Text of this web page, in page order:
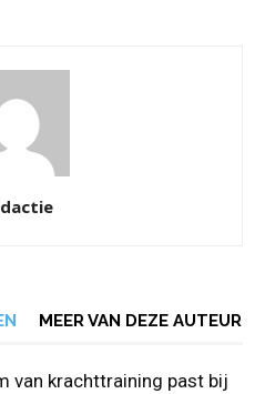
MEER VAN DEZE AUTEUR
van krachttraining past bij